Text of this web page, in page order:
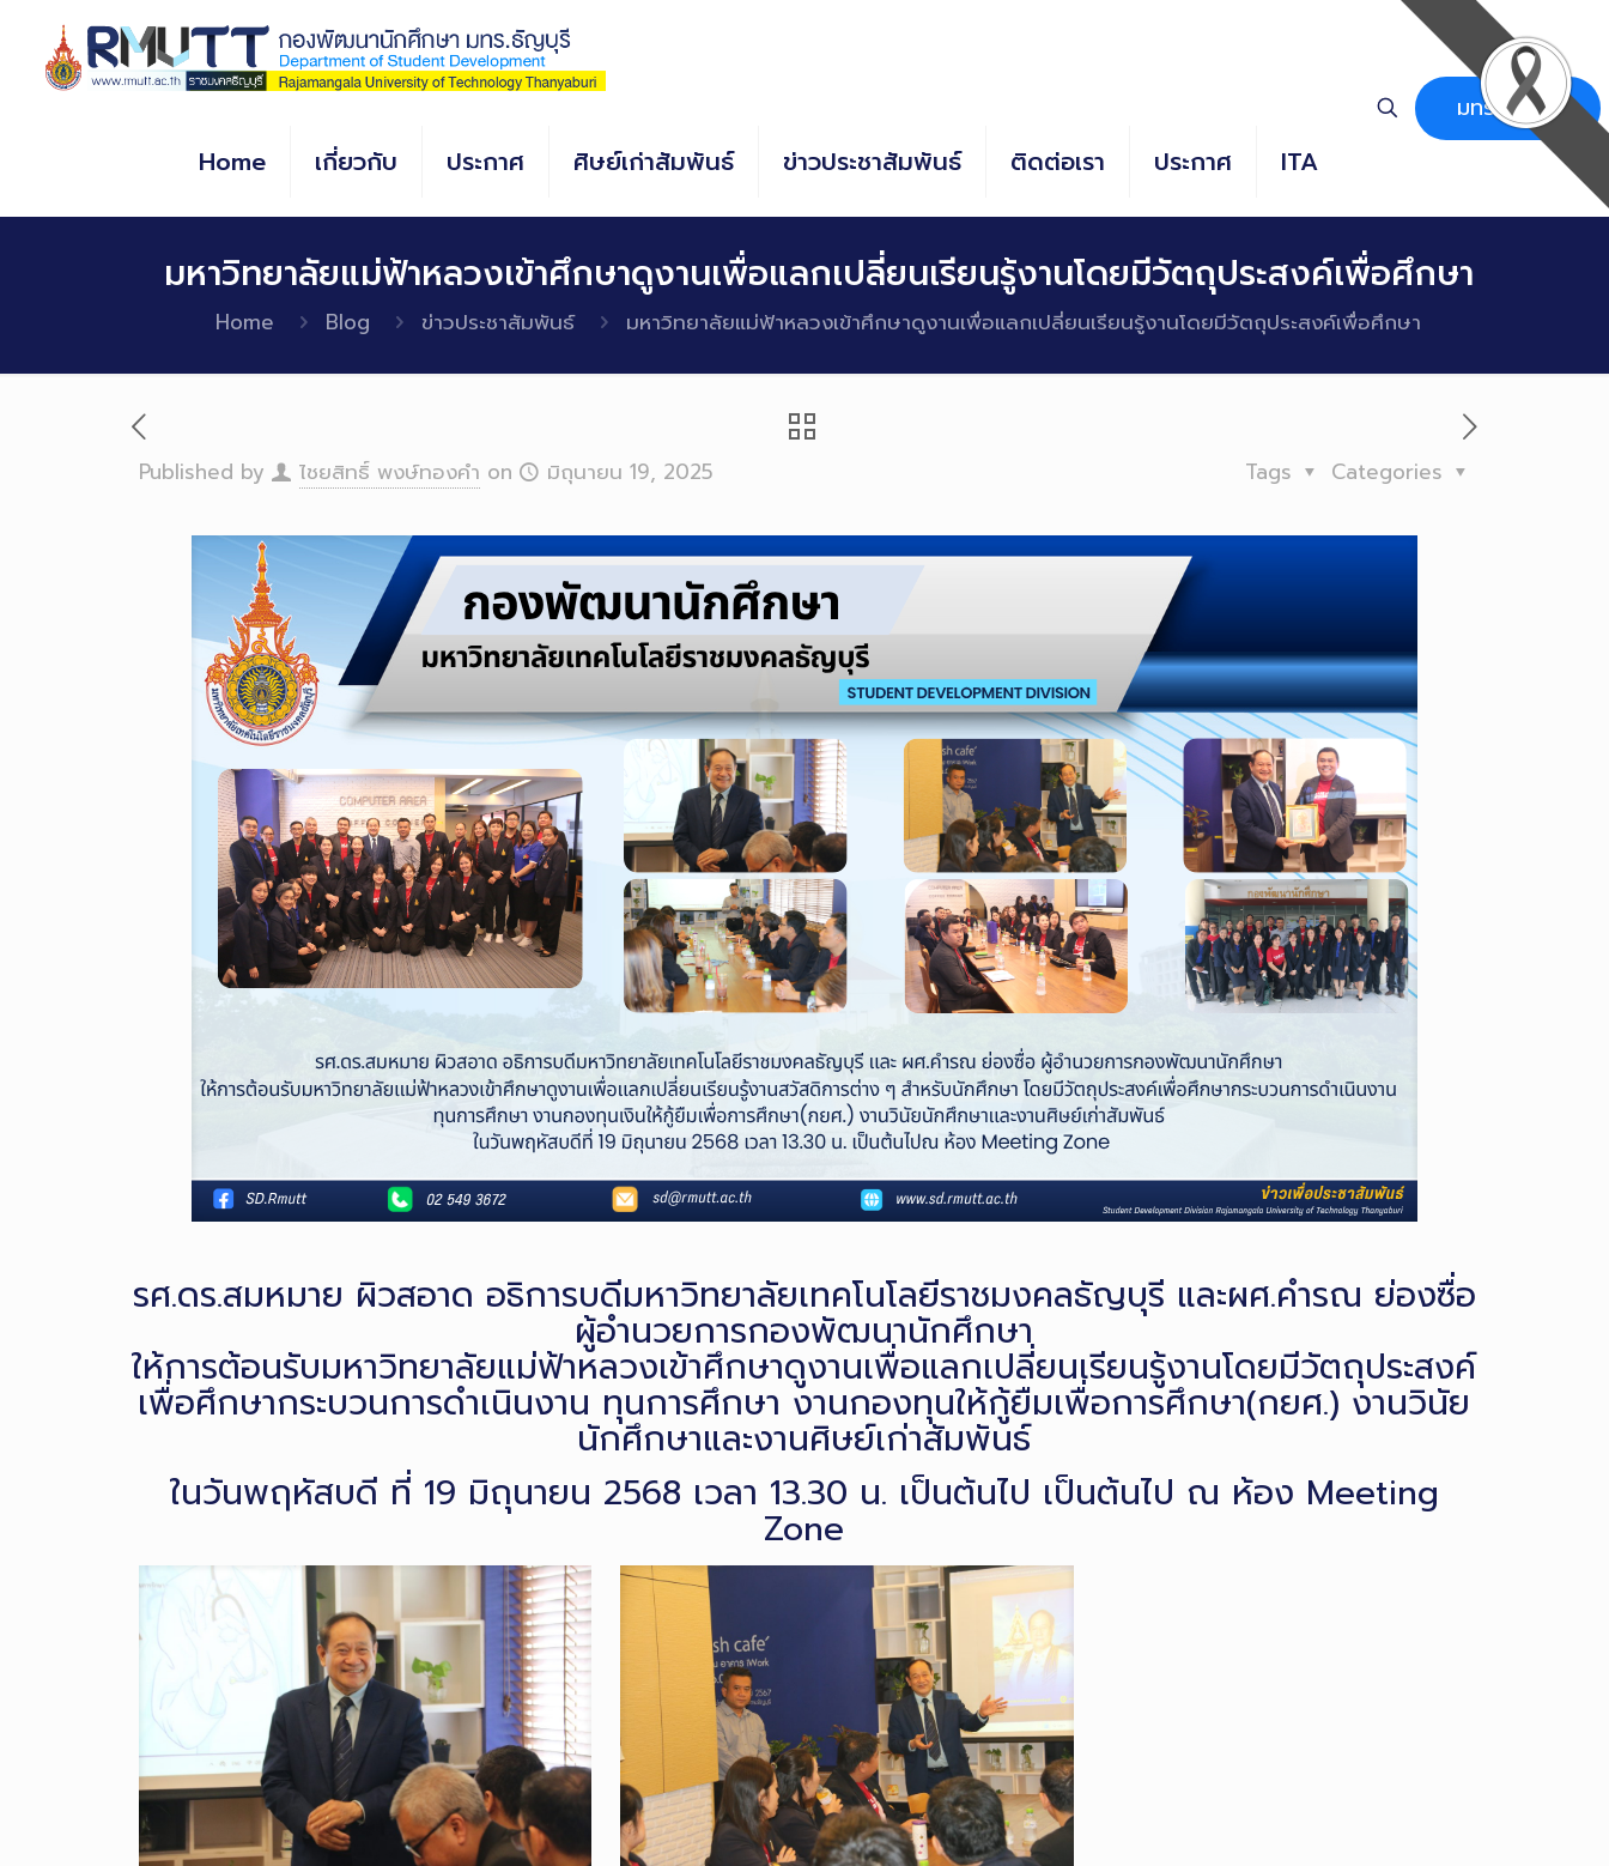
Content
Home เกี่ยวกับ ประกาศ ศิษย์เก่าสัมพันธ์ ข่าวประชาสัมพันธ์ ติดต่อเรา ประกาศ ITA
มทร.ธัญบุรี
มหาวิทยาลัยแม่ฟ้าหลวงเข้าศึกษาดูงานเพื่อแลกเปลี่ยนเรียนรู้งานโดยมีวัตถุประสงค์เพื่อศึกษา
Home Blog ข่าวประชาสัมพันธ์ มหาวิทยาลัยแม่ฟ้าหลวงเข้าศึกษาดูงานเพื่อแลกเปลี่ยนเรียนรู้งานโดยมีวัตถุประสงค์เพื่อศึกษา
Published by ไชยสิทธิ์ พงษ์ทองคำ on มิถุนายน 19, 2025 Categories
Tags
รศ.ดร.สมหมาย ผิวสอาด อธิการบดีมหาวิทยาลัยเทคโนโลยีราชมงคลธัญบุรี และผศ.คำรณ ย่องซื่อ
ผู้อำนวยการกองพัฒนานักศึกษา
ให้การต้อนรับมหาวิทยาลัยแม่ฟ้าหลวงเข้าศึกษาดูงานเพื่อแลกเปลี่ยนเรียนรู้งานโดยมีวัตถุประสงค์
เพื่อศึกษากระบวนการดำเนินงาน ทุนการศึกษา งานกองทุนให้กู้ยืมเพื่อการศึกษา(กยศ.) งานวินัย
นักศึกษาและงานศิษย์เก่าสัมพันธ์
ในวันพฤหัสบดี ที่ 19 มิถุนายน 2568 เวลา 13.30 น. เป็นต้นไป เป็นต้นไป ณ ห้อง Meeting
Zone